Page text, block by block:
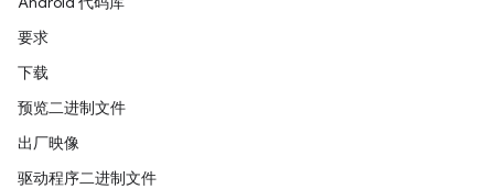
要求
下载
预览二进制文件
出厂映像
驱动程序二进制文件